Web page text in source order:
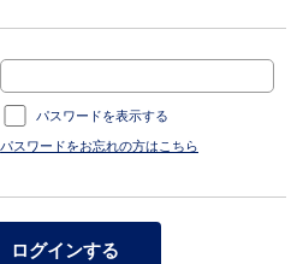
パスワードを表示する
パスワードをお忘れの方はこちら